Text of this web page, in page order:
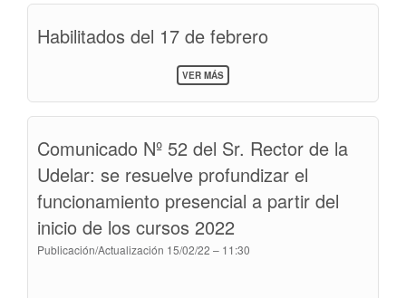
PLÁ
A
DEL
21
DE
FEBRERO
Habilitados del 17 de febrero
VER MÁSSOBRE
HABILITADOS
FEBRERO
Comunicado Nº 52 del Sr. Rector de la
Udelar: se resuelve profundizar el
funcionamiento presencial a partir del
inicio de los cursos 2022
Publicación/Actualización 15/02/22 – 11:30